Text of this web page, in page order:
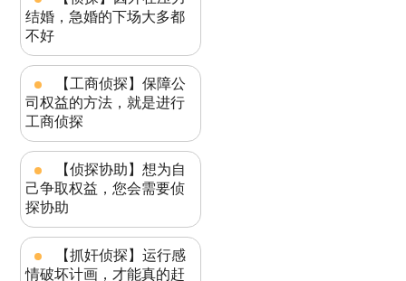
结婚，急婚的下场大多都
不好
【工商侦探】保障公
司权益的方法，就是进行
工商侦探
【侦探协助】想为自
己争取权益，您会需要侦
探协助
【抓奸侦探】运行感
情破坏计画，才能真的赶